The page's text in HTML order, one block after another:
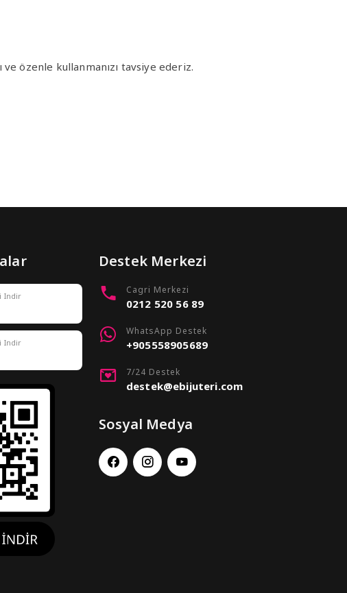
özenle kullanmanızı tavsiye ederiz.
Indir
Indir
Destek Merkezi
Cagri Merkezi
0212 520 56 89
WhatsApp Destek
+905558905689
7/24 Destek
destek@ebijuteri.com
Sosyal Medya